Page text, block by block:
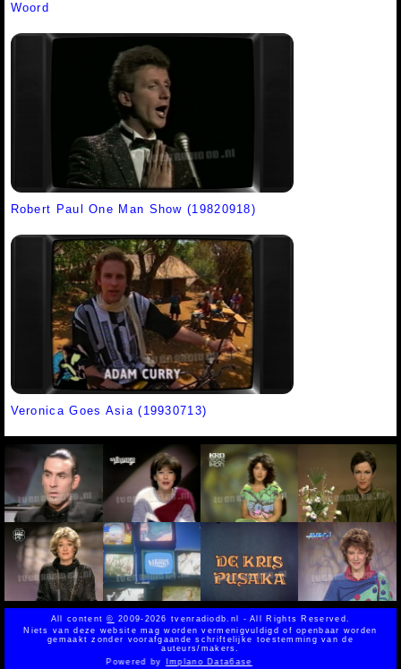
Woord
Robert Paul One Man Show (19820918)
Veronica Goes Asia (19930713)
All content© 2009-2026 tvenradiodb.nl - All Rights Reserved.
Niets van deze website mag worden vermenigvuldigd of openbaar worden
gemaakt zonder voorafgaande schriftelijke toestemming van de
auteurs/makers.
Powered byImplano Data6ase